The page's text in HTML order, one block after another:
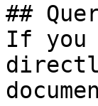
##
If you